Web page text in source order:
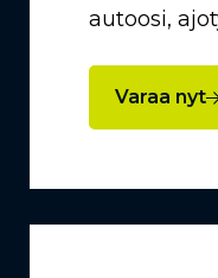
autoosi,
Varaa nyt